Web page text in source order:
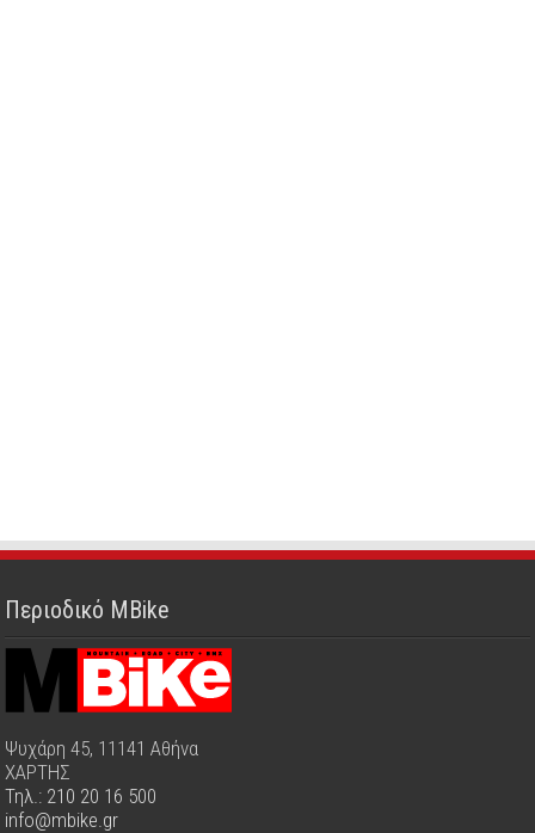
Περιοδικό MBike
Ψυχάρη 45, 11141 Αθήνα
ΧΑΡΤΗΣ
Τηλ.: 210 20 16 500
info@mbike.gr